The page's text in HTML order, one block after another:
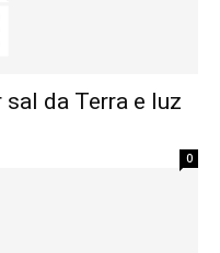
da Terra e luz
0